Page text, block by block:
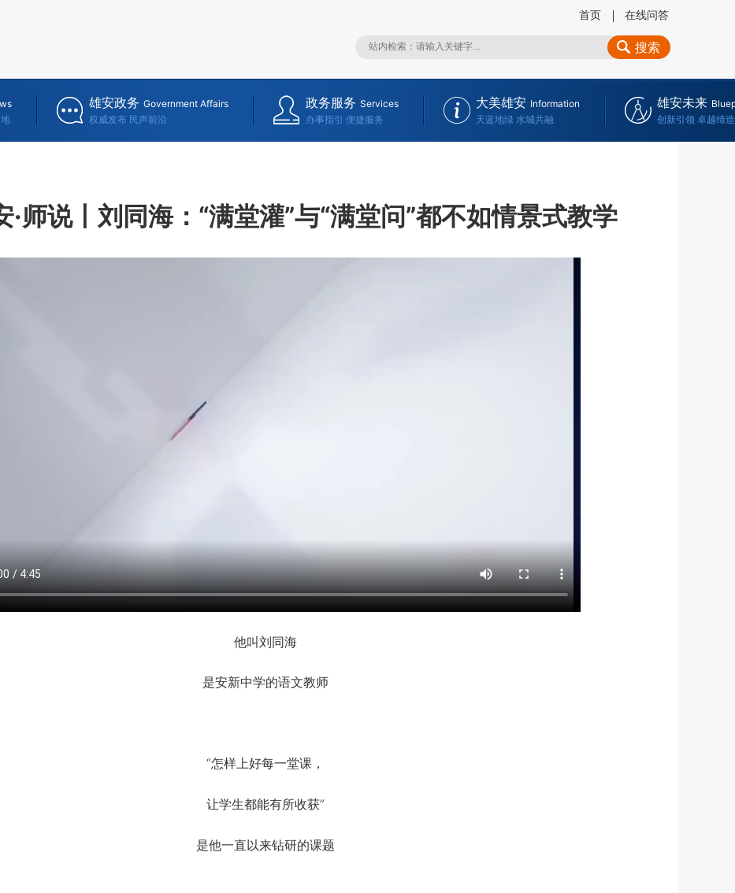
首页 在线问答
搜索
雄安政务 Government Affairs
权威发布 民声前沿
政务服务 Services
办事指引 便捷服务
大美雄安 Information
天蓝地绿 水城共融
雄安未来
创新引领 卓越缔造
·师说丨刘同海：“满堂灌”与“满堂问”都不如情景式教学
他叫刘同海
是安新中学的语文教师
“怎样上好每一堂课，
让学生都能有所收获”
是他一直以来钻研的课题